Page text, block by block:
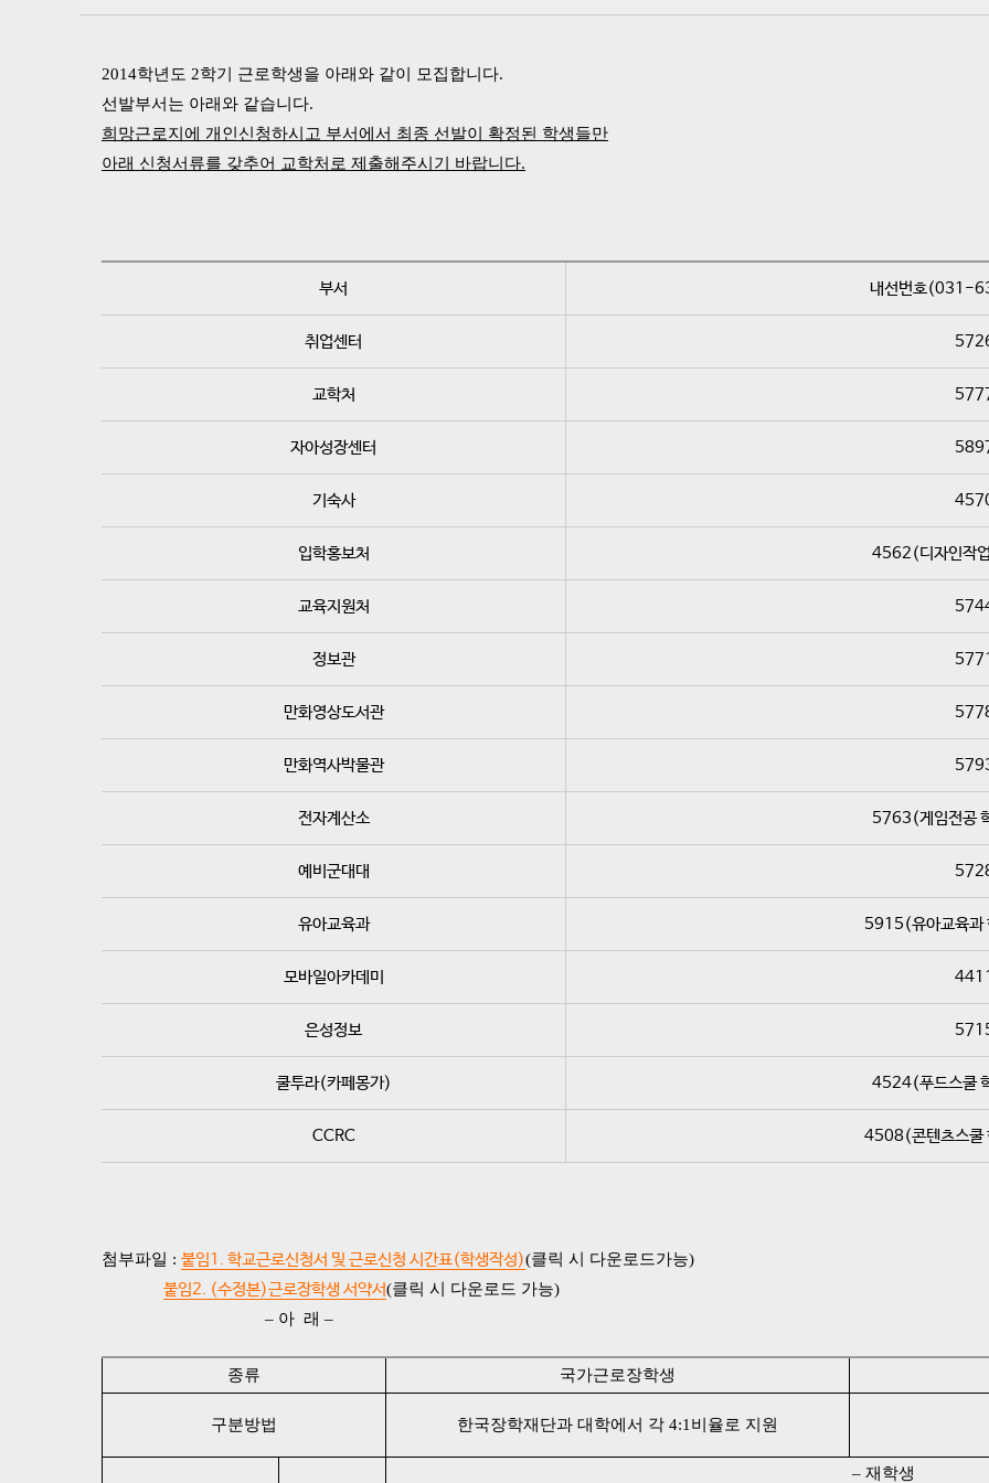
2014학년도 2학기 근로학생을 아래와 같이 모집합니다.
선발부서는 아래와 같습니다.
희망근로지에 개인신청하시고 부서에서 최종 선발이 확정된 학생들만
아래 신청서류를 갖추어 교학처로 제출해주시기 바랍니다.
부서 내선번호(031-
취업센터
교학처
자아성장센터
기숙사
입학홍보처 4562(디자인작
교육지원처
정보관
만화영상도서관
만화역사박물관
전자계산소 5763(게임전공
예비군대대
유아교육과 5915(유아교육과
모바일아카데미
은성정보
쿨투라(카페몽가) 4524(푸드스쿨
CCRC 4508(콘텐츠스쿨
첨부파일 : 붙임1. 학교근로신청서 및 근로신청 시간표(학생작성)(클릭 시 다운로드가능)
붙임2. (수정본)근로장학생 서약서(클릭 시 다운로드 가능)
– 아 래 –
종류 국가근로장학생
구분방법 한국장학재단과 대학에서 각 4:1비율로 지원
– 재학생